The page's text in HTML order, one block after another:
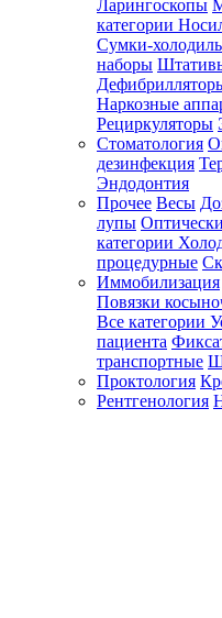
Ларингоскопы
категории
Сумки-
наборы
Наркозные
Рециркуляторы
Стоматология
дезинфекция
Эндодонтия
Прочее Весы
лупы
категории
процедурные
Иммобилизация
Повязки
Все категории
пациента
транспортные
Проктология
Рентгенология